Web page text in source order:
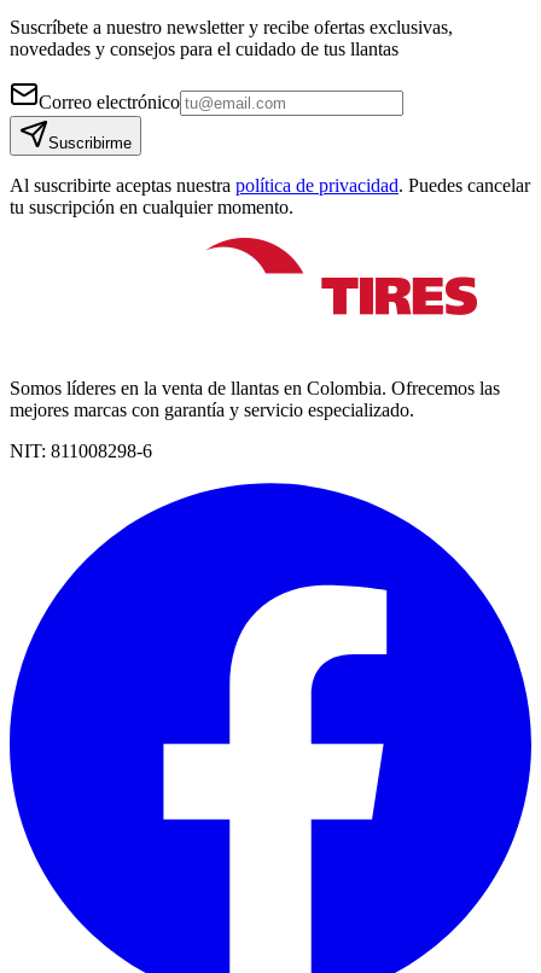
Suscríbete a nuestro newsletter y recibe ofertas exclusivas,
novedades y consejos para el cuidado de tus llantas
Correo electrónico
Suscribirme
Al suscribirte aceptas nuestra política de privacidad. Puedes cancelar
tu suscripción en cualquier momento.
Somos líderes en la venta de llantas en Colombia. Ofrecemos las
mejores marcas con garantía y servicio especializado.
NIT: 811008298-6